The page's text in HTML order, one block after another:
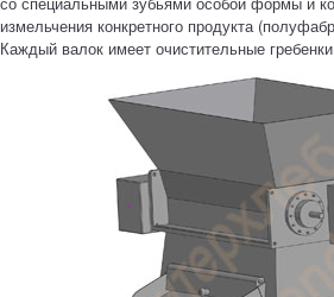
измельчения конкретного продукта
Каждый валок имеет очистительные